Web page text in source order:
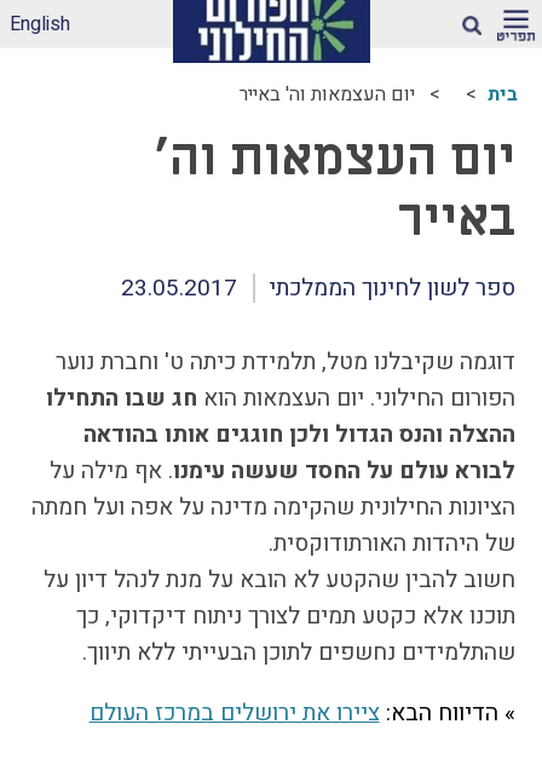
לאקלים חינוכי ראוי
דיווחי הדתה: עדכונים
מהשטח
הדתה בספרי לימוד
ובבתי-ספר הממלכתיים
– מה ניתן לעשות?
תכנית הלימודים
במקצוע תרבות
יהודית-ישראלית –
תכנית מדיתה
הדתה בצה"ל
מהי הדתה? ומהי
חילוניות?
כיצד למנוע הדתה?
עושים?
English
בית יום העצמאות וה' באייר
יום העצמאות וה'
באייר
ספר לשון לחינוך הממלכתי 23.05.2017
דוגמה שקיבלנו מטל, תלמידת כיתה ט' וחברת נוער
הפורום החילוני. יום העצמאות הוא חג שבו התחילו
ההצלה והנס הגדול ולכן חוגגים אותו בהודאה
לבורא עולם על החסד שעשה עימנו. אף מילה על
הציונות החילונית שהקימה מדינה על אפה ועל חמתה
של היהדות האורתודוקסית.
חשוב להבין שהקטע לא הובא על מנת לנהל דיון על
תוכנו אלא כקטע תמים לצורך ניתוח דיקדוקי, כך
שהתלמידים נחשפים לתוכן הבעייתי ללא תיווך.
» הדיווח הבא:ציירו את ירושלים במרכז העולם